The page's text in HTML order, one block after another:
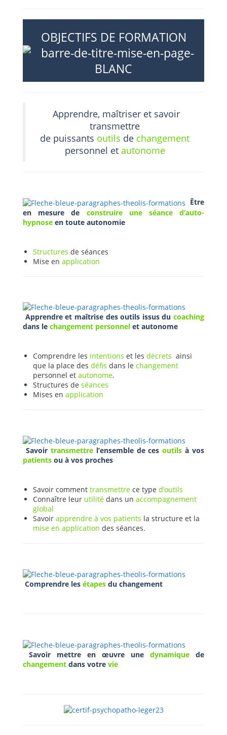
OBJECTIFS DE FORMATION
Apprendre, maîtriser et savoir
transmettre
de puissants outils de changement
personnel et autonome
Être
en mesure de construire une séance d’auto-
hypnose en toute autonomie
Structures de séances
Mise en application
Apprendre et maîtrise des outils issus du coaching
dans le changement personnel et autonome
Comprendre les intentions et les décrets ainsi
que la place des défis dans le changement
personnel et autonome.
Structures de séances
Mises en application
Savoir transmettrel’ensemble de cesoutils à vos
patients ou à vos proches
Savoir comment transmettre ce type d’outils
Connaître leur utilité dans un accompagnement
global
Savoir apprendre à vos patients la structure et la
mise en application des séances.
Comprendre les étapes du changement
Savoir mettre en œuvre une dynamique de
changement dans votre vie